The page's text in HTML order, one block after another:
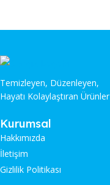
Temizleyen, Düzenleyen,
Hayatı Kolaylaştıran Ürünler
Kurumsal
Hakkımızda
İletişim
Gizlilik Politikası